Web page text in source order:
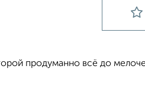
продуманно всё до